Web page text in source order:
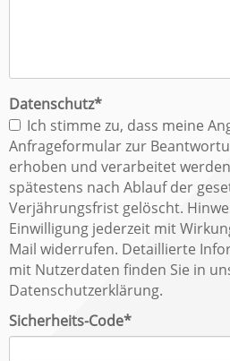
Pflichtfeld
Datenschutz*
Ich stimme zu, dass meine
Anfrageformular zur
erhoben und verarbeitet
spätestens nach Ablauf der
Verjährungsfrist gelöscht.
Einwilligung jederzeit mit
Mail widerrufen. Detaillierte
mit Nutzerdaten finden Sie in
Datenschutzerklärung.
Pflichtfeld
Sicherheits-Code*